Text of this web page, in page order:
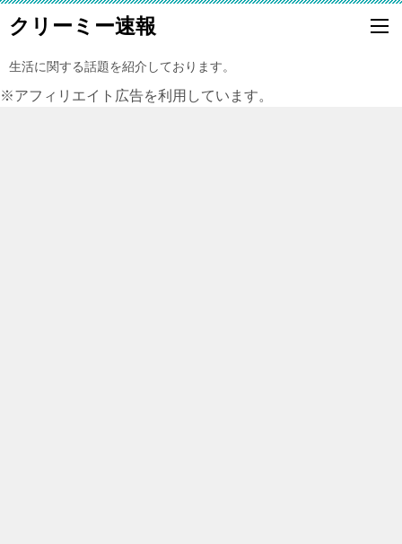
クリーミー速報
生活に関する話題を紹介しております。
※アフィリエイト広告を利用しています。